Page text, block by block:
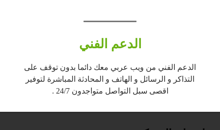
الدعم الفني
الدعم الفني من ويب عربي معك دائما بدون توقف على
التذاكر و الرسائل و الهاتف و المحادثة المباشرة لتوفير
اقصى سبل التواصل متواجدون 24/7 .